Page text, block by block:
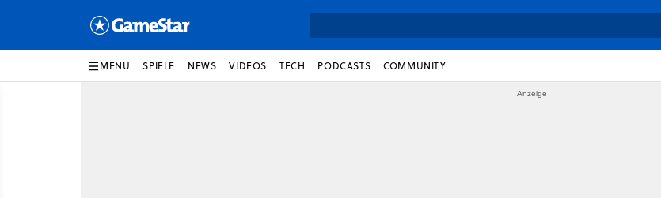
MENU SPIELE NEWS VIDEOS TECH PODCASTS COMMUNITY